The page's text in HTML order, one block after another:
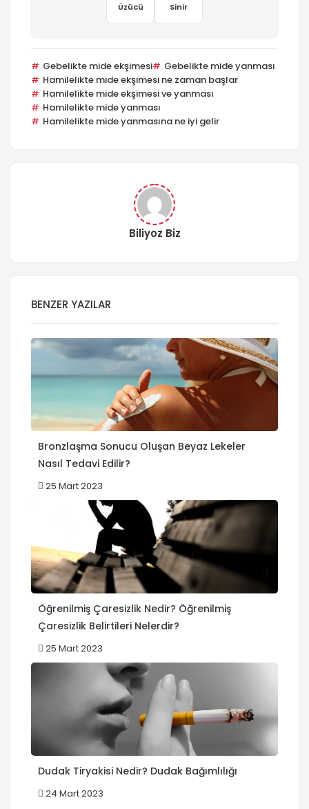
Üzücü Sinir
Gebelikte mide ekşimesi
Gebelikte mide yanması
Hamilelikte mide ekşimesi ne zaman başlar
Hamilelikte mide ekşimesi ve yanması
Hamilelikte mide yanması
Hamilelikte mide yanmasına ne iyi gelir
Biliyoz Biz
BENZER YAZILAR
Bronzlaşma Sonucu Oluşan Beyaz Lekeler
Nasıl Tedavi Edilir?
25 Mart 2023
Öğrenilmiş Çaresizlik Nedir? Öğrenilmiş
Çaresizlik Belirtileri Nelerdir?
25 Mart 2023
Dudak Tiryakisi Nedir? Dudak Bağımlılığı
24 Mart 2023